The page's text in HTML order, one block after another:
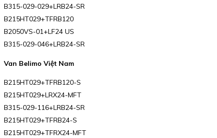
B315-029-029+LRB24-SR
B215HT029+TFRB120
B2050VS-01+LF24 US
B315-029-046+LRB24-SR
Van Belimo Việt Nam
B215HT029+TFRB120-S
B215HT029+LRX24-MFT
B315-029-116+LRB24-SR
B215HT029+TFRB24-S
B215HT029+TFRX24-MFT